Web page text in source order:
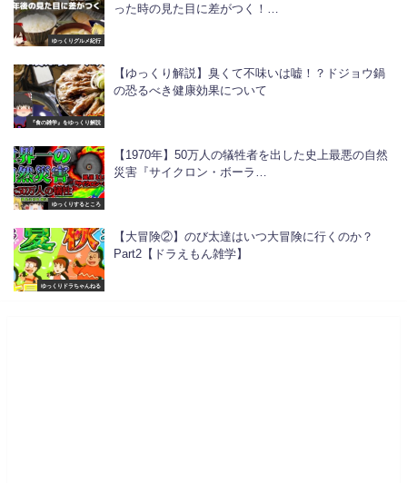
ゆっくりグルメ紀行
った時の見た目に差がつく！…
『食の雑学』をゆっくり解説
【ゆっくり解説】臭くて不味いは嘘！？ドジョウ鍋
の恐るべき健康効果について
ゆっくりするところ
【1970年】50万人の犠牲者を出した史上最悪の自然
災害『サイクロン・ボーラ…
ゆっくりドラちゃんねる
【大冒険②】のび太達はいつ大冒険に行くのか？
Part2【ドラえもん雑学】